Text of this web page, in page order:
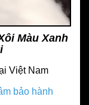
Màu Xanh
Việt Nam
bảo hành